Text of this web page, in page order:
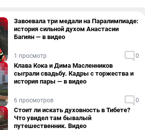
Завоевала три медали на Паралимпиаде:
история сильной духом Анастасии
Багиян — в видео
1 просмотр 0
Клава Кока и Дима Масленников
сыграли свадьбу. Кадры с торжества и
история пары — в видео
6 просмотров 0
Стоит ли искать духовность в Тибете?
Что увидел там бывалый
путешественник. Видео